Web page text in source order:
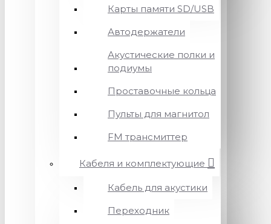
Карты памяти SD/USB
Автодержатели
Акустические полки и
подиумы
Проставочные кольца
Пульты для магнитол
FM трансмиттер
Кабеля и комплектующие
Кабель для акустики
Переходник